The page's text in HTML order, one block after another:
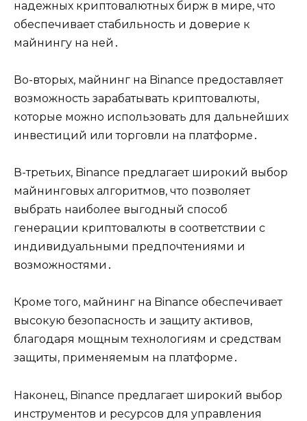
надежных криптовалютных бирж в мире, что
обеспечивает стабильность и доверие к
майнингу на ней․
Во-вторых, майнинг на Binance предоставляет
возможность зарабатывать криптовалюты,
которые можно использовать для дальнейших
инвестиций или торговли на платформе․
В-третьих, Binance предлагает широкий выбор
майнинговых алгоритмов, что позволяет
выбрать наиболее выгодный способ
генерации криптовалюты в соответствии с
индивидуальными предпочтениями и
возможностями․
Кроме того, майнинг на Binance обеспечивает
высокую безопасность и защиту активов,
благодаря мощным технологиям и средствам
защиты, применяемым на платформе․
Наконец, Binance предлагает широкий выбор
инструментов и ресурсов для управления